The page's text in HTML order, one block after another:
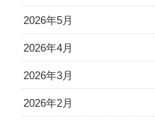
2026年5月
2026年4月
2026年3月
2026年2月